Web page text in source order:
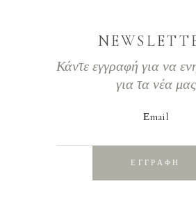
Κάντε εγγραφή για να
για τα νέα μας
Εmail
ΕΓΓΡΑΦΗ